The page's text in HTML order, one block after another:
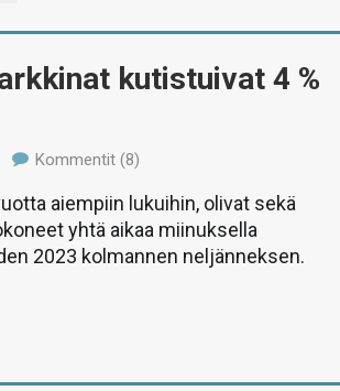
kutistuivat 4 %
Kommentit (8)
aiempiin lukuihin, olivat sekä
yhtä aikaa miinuksella
2023 kolmannen neljänneksen.